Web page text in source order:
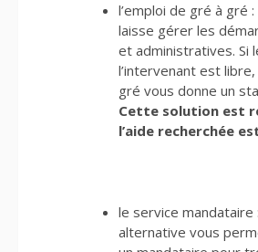
l’emploi de gré à gré
laisse gérer les
et administratives. Si
l’intervenant est
gré vous donne un
Cette solution est
l’aide recherchée
le service mandataire
alternative vous